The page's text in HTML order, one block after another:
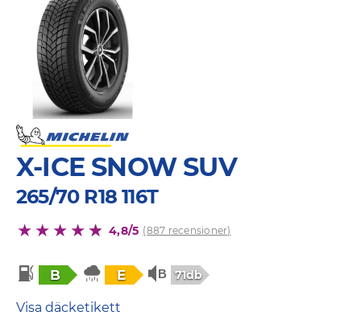
X-ICE SNOW SUV
265/70 R18 116T
4,8/5 (887 recensioner)
B E 71db
Visa däcketikett